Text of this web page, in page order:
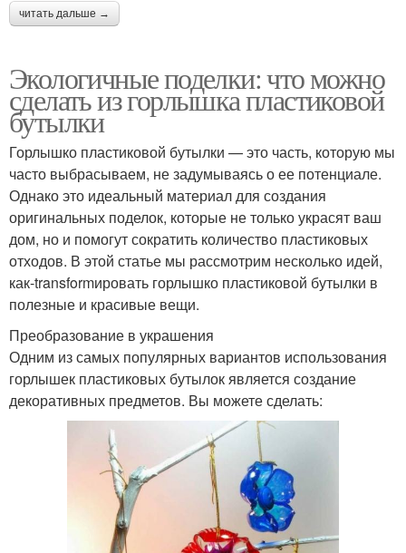
читать дальше →
Экологичные поделки: что можно
сделать из горлышка пластиковой
бутылки
Горлышко пластиковой бутылки — это часть, которую мы
часто выбрасываем, не задумываясь о ее потенциале.
Однако это идеальный материал для создания
оригинальных поделок, которые не только украсят ваш
дом, но и помогут сократить количество пластиковых
отходов. В этой статье мы рассмотрим несколько идей,
как-transformировать горлышко пластиковой бутылки в
полезные и красивые вещи.
Преобразование в украшения
Одним из самых популярных вариантов использования
горлышек пластиковых бутылок является создание
декоративных предметов. Вы можете сделать: